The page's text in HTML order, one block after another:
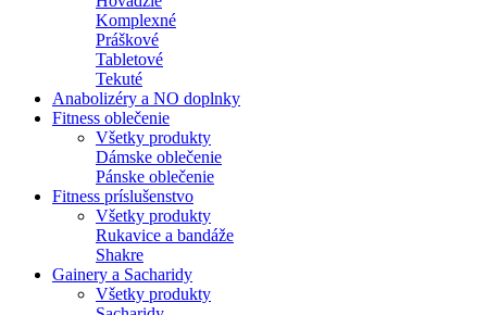
Komplexné
Práškové
Tabletové
Tekuté
Anabolizéry a NO doplnky
Fitness oblečenie
Všetky produkty
Dámske oblečenie
Pánske oblečenie
Fitness príslušenstvo
Všetky produkty
Rukavice a bandáže
Shakre
Gainery a Sacharidy
Všetky produkty